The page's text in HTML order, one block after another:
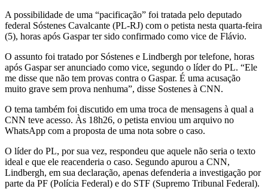
A possibilidade de uma “pacificação” foi tratada pelo deputado
federal Sóstenes Cavalcante (PL-RJ) com o petista nesta quarta-feira
(5), horas após Gaspar ter sido confirmado como vice de Flávio.
O assunto foi tratado por Sóstenes e Lindbergh por telefone, horas
após Gaspar ser anunciado como vice, segundo o líder do PL. “Ele
me disse que não tem provas contra o Gaspar. É uma acusação
muito grave sem prova nenhuma”, disse Sostenes à CNN.
O tema também foi discutido em uma troca de mensagens à qual a
CNN teve acesso. Às 18h26, o petista enviou um arquivo no
WhatsApp com a proposta de uma nota sobre o caso.
O líder do PL, por sua vez, respondeu que aquele não seria o texto
ideal e que ele reacenderia o caso. Segundo apurou a CNN,
Lindbergh, em sua declaração, apenas defenderia a investigação por
parte da PF (Polícia Federal) e do STF (Supremo Tribunal Federal).